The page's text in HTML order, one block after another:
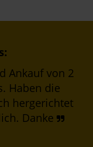
Ankauf von 2
Haben die
hergerichtet
Danke